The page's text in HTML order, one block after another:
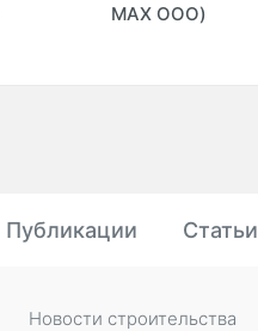
MAX ООО)
Публикации Статьи
Новости строительства